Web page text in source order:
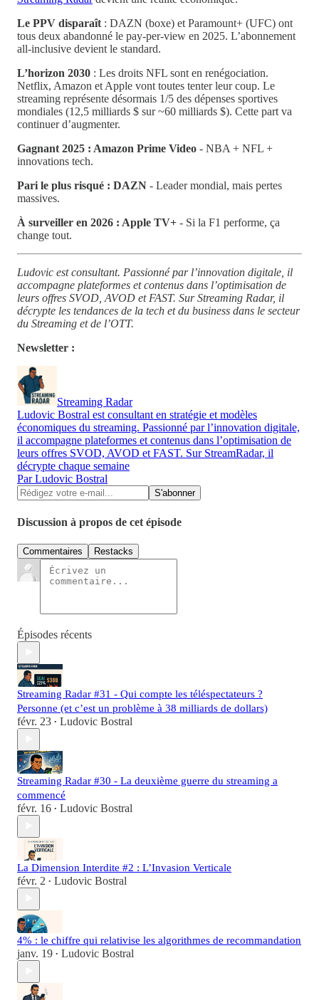
Le PPV disparaît : DAZN (boxe) et Paramount+ (UFC) ont
tous deux abandonné le pay-per-view en 2025. L’abonnement
all-inclusive devient le standard.
L’horizon 2030 : Les droits NFL sont en renégociation.
Netflix, Amazon et Apple vont toutes tenter leur coup. Le
streaming représente désormais 1/5 des dépenses sportives
mondiales (12,5 milliards $ sur ~60 milliards $). Cette part va
continuer d’augmenter.
Gagnant 2025 : Amazon Prime Video - NBA + NFL +
innovations tech.
Pari le plus risqué : DAZN - Leader mondial, mais pertes
massives.
À surveiller en 2026 : Apple TV+ - Si la F1 performe, ça
change tout.
Ludovic est consultant. Passionné par l’innovation digitale, il
accompagne plateformes et contenus dans l’optimisation de
leurs offres SVOD, AVOD et FAST. Sur Streaming Radar, il
décrypte les tendances de la tech et du business dans le secteur
du Streaming et de l’OTT.
Newsletter :
Streaming Radar
Ludovic Bostral est consultant en stratégie et modèles
économiques du streaming. Passionné par l’innovation digitale,
il accompagne plateformes et contenus dans l’optimisation de
leurs offres SVOD, AVOD et FAST. Sur StreamRadar, il
décrypte chaque semaine
Par Ludovic Bostral
Discussion à propos de cet épisode
Commentaires Restacks
Épisodes récents
Streaming Radar #31 - Qui compte les téléspectateurs ?
Personne (et c’est un problème à 38 milliards de dollars)
févr. 23 • Ludovic Bostral
Streaming Radar #30 - La deuxième guerre du streaming a
commencé
févr. 16 • Ludovic Bostral
La Dimension Interdite #2 : L’Invasion Verticale
févr. 2 • Ludovic Bostral
4% : le chiffre qui relativise les algorithmes de recommandation
janv. 19 • Ludovic Bostral